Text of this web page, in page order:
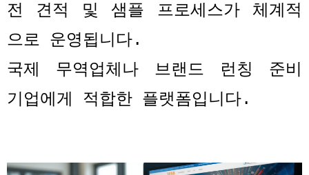
전 견적 및 샘플 프로세스가 체계적
으로 운영됩니다.
국제 무역업체나 브랜드 런칭 준비
기업에게 적합한 플랫폼입니다.